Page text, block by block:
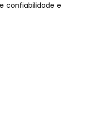
confiabilidade e